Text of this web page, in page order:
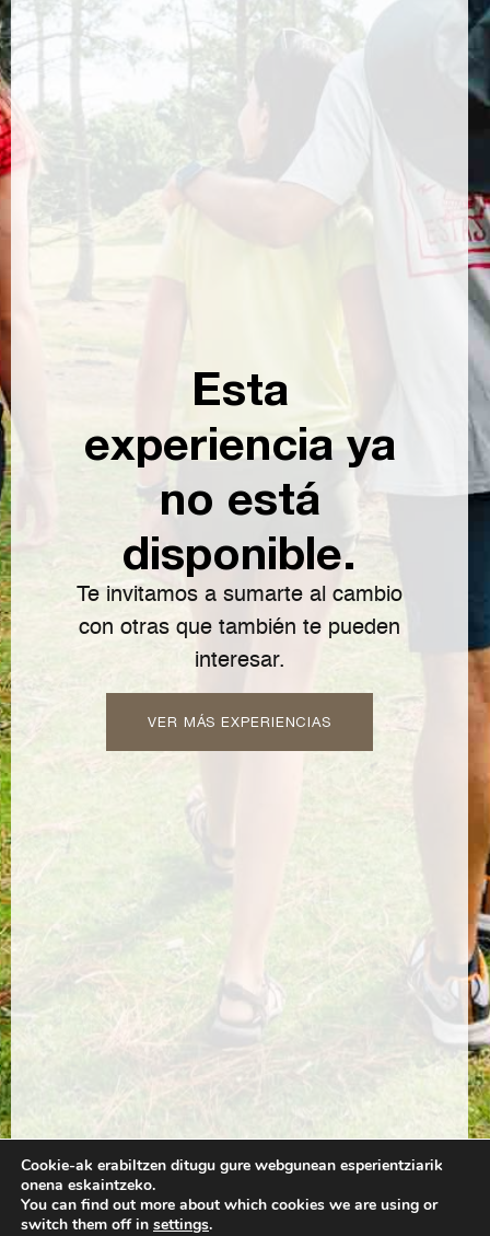
Esta
experiencia ya
no está
disponible.
Te invitamos a sumarte al cambio
con otras que también te pueden
interesar.
VER MÁS EXPERIENCIAS
Cookie-ak erabiltzen ditugu gure webgunean esperientziarik
onena eskaintzeko.
You can find out more about which cookies we are using or
switch them off in settings.